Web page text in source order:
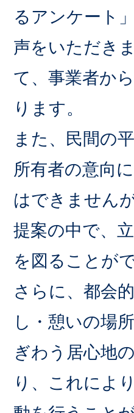
るアンケート
声をいただき
て、事業者か
ります。
また、民間の
所有者の意向
はできません
提案の中で、
を図ることが
さらに、都会
し・憩いの場
ぎわう居心地
り、これによ